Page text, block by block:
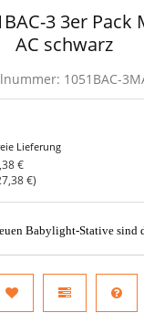
3 3er Pack
AC schwarz
1051BAC-
Lieferung
€
€)
Babylight-Stative sind